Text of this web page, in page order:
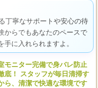
丁寧なサポートや安心の待
からでもあなたのペースで
に入れられますよ。
モニター完備で身バレ防止
底！ スタッフが毎日清掃す
ら、清潔で快適な環境です